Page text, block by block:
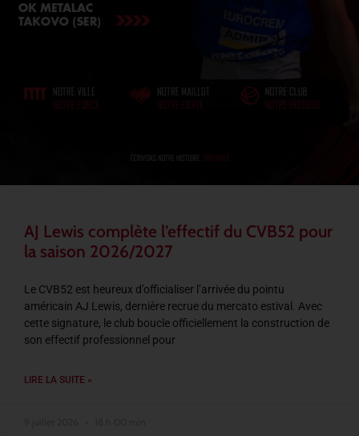
AJ Lewis complète l’effectif du CVB52 pour
la saison 2026/2027
Le CVB52 est heureux d’officialiser l’arrivée du pointu
américain AJ Lewis, dernière recrue du mercato estival. Avec
cette signature, le club boucle officiellement la construction de
son effectif professionnel pour
LIRE LA SUITE »